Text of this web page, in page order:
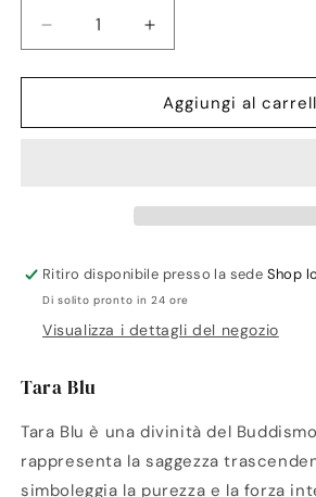
Diminuisci
quantità
per
Bracciale
Aumenta
quantità
per
Keval
Bracciale
Aggiungi al
Ritiro disponibile presso la sede Shop
Di solito pronto in 24 ore
Visualizza i dettagli del negozio
Tara Blu
Tara Blu è una divinità del
rappresenta la saggezza
simboleggia la purezza e la forza